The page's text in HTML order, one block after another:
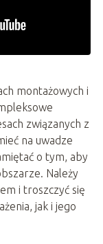
montażowych i
związanych z
na uwadze
o tym, aby
Należy
i troszczyć się
jak i jego